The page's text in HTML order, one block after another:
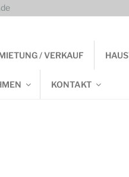
/ VERKAUF
KONTAKT